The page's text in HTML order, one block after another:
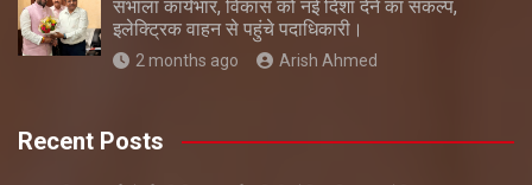
संभाला कार्यभार, विकास को नई दिशा देने का संकल्प,
इलेक्ट्रिक वाहन से पहुंचे पदाधिकारी।
2 months ago Arish Ahmed
Recent Posts